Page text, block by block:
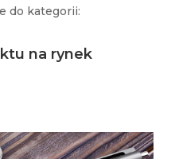
do kategorii:
na rynek